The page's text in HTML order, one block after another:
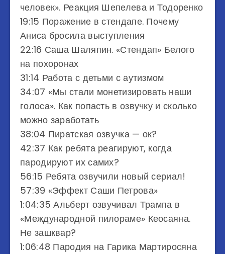
человек». Реакция Шепелева и Тодоренко
19:15​ Поражение в стендапе. Почему
Аниса бросила выступления
22:16​ Саша Шаляпин. «Стендап» Белого
на похоронах
31:14​ Работа с детьми с аутизмом
34:07​ «Мы стали монетизировать наши
голоса». Как попасть в озвучку и сколько
можно заработать
38:04​ Пиратская озвучка — ок?
42:37​ Как ребята реагируют, когда
пародируют их самих?
56:15​ Ребята озвучили новый сериал!
57:39​ «Эффект Саши Петрова»
1:04:35​ Альберт озвучивал Трампа в
«Международной пилораме» Кеосаяна.
Не зашквар?
1:06:48​ Пародия на Гарика Мартиросяна